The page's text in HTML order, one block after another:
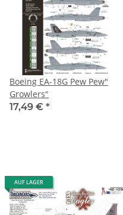
Boeing EA-18G Pew Pew"
Growlers"
17,49 € *
AUF LAGER